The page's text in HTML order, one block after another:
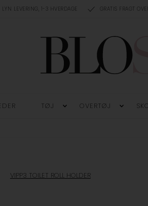
LYN LEVERING, 1-3 HVERDAGE GRATIS FRAGT
TØJ OVERTØJ